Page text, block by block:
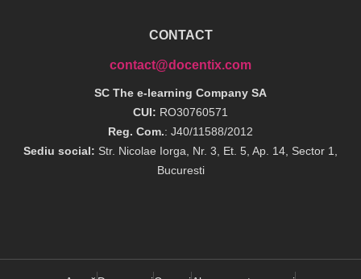
CONTACT
contact@docentix.com
SC The e-learning Company SA
CUI: RO30760571
Reg. Com.: J40/11588/2012
Sediu social: Str. Nicolae Iorga, Nr. 3, Et. 5, Ap. 14, Sector 1,
Bucuresti